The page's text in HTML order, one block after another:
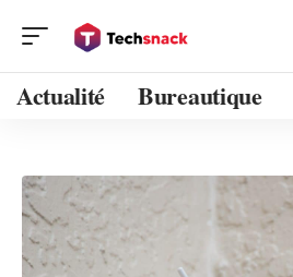
Actualité Bureautique